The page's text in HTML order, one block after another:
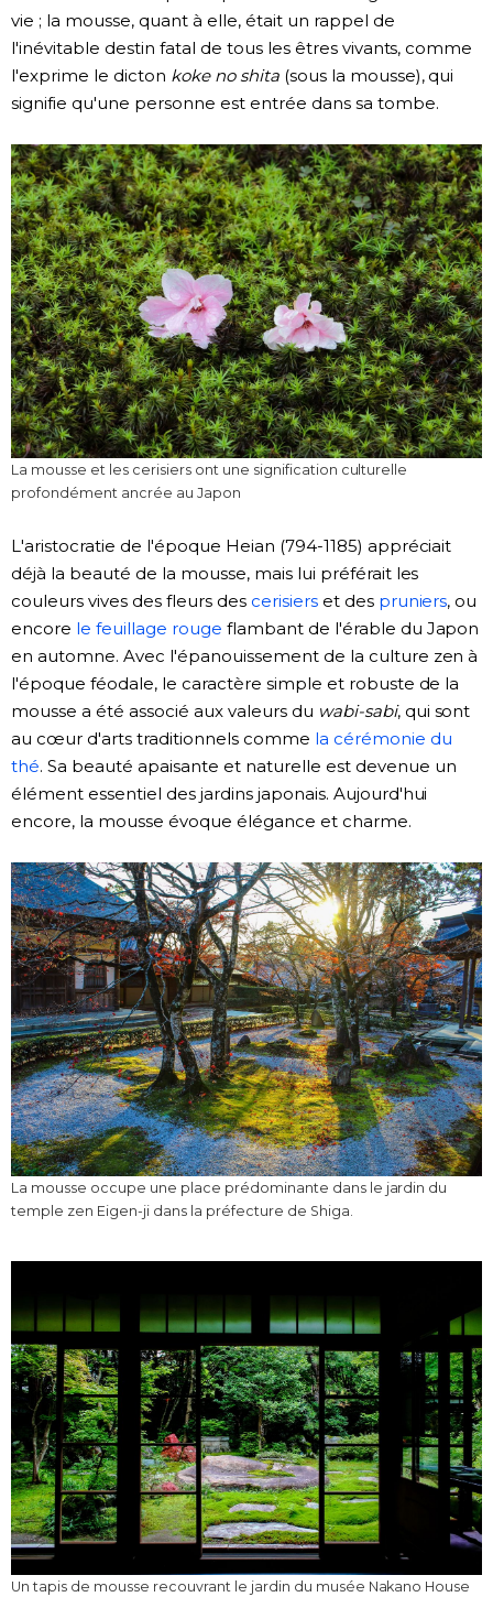
vie ; la mousse, quant à elle, était un rappel de
l'inévitable destin fatal de tous les êtres vivants, comme
l'exprime le dicton koke no shita(sous la mousse), qui
signifie qu'une personne est entrée dans sa tombe.
La mousse et les cerisiers ont une signification culturelle
profondément ancrée au Japon
L'aristocratie de l'époque Heian (794-1185) appréciait
déjà la beauté de la mousse, mais lui préférait les
couleurs vives des fleurs des cerisierset des pruniers, ou
encore le feuillage rouge flambant de l'érable du Japon
en automne. Avec l'épanouissement de la culture zen à
l'époque féodale, le caractère simple et robuste de la
mousse a été associé aux valeurs du wabi-sabi, qui sont
au cœur d'arts traditionnels comme la cérémonie du
thé. Sa beauté apaisante et naturelle est devenue un
élément essentiel des jardins japonais. Aujourd'hui
encore, la mousse évoque élégance et charme.
La mousse occupe une place prédominante dans le jardin du
temple zen Eigen-ji dans la préfecture de Shiga.
Un tapis de mousse recouvrant le jardin du musée Nakano House